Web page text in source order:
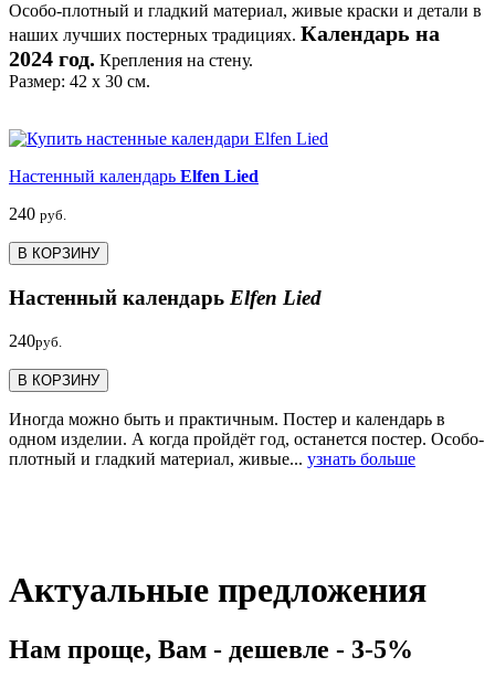
Особо-плотный и гладкий материал, живые краски и детали в
наших лучших постерных традициях. Календарь на
2024 год. Крепления на стену.
Размер: 42 х 30 см.
Настенный календарь Elfen Lied
240 руб.
В КОРЗИНУ
Настенный календарь Elfen Lied
240руб.
В КОРЗИНУ
Иногда можно быть и практичным. Постер и календарь в
одном изделии. А когда пройдёт год, останется постер. Особо-
плотный и гладкий материал, живые... узнать больше
Актуальные предложения
Нам проще, Вам - дешевле - 3-5%